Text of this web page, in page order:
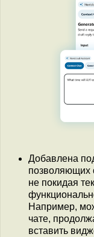
Добавлена
позволяющих
не покидая
Например,
чате,
вставить